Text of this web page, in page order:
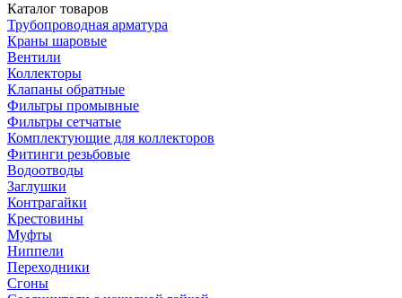
Каталог товаров
Трубопроводная арматура
Краны шаровые
Вентили
Коллекторы
Клапаны обратные
Фильтры промывные
Фильтры сетчатые
Комплектующие для коллекторов
Фитинги резьбовые
Водоотводы
Заглушки
Контрагайки
Крестовины
Муфты
Ниппели
Переходники
Сгоны